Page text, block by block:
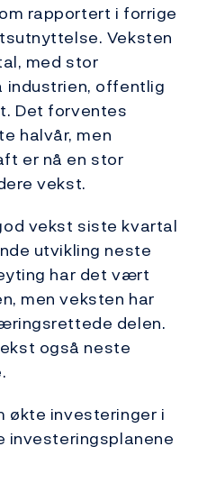
rapportert i forrige
Veksten
med stor
offentlig
Det forventes
halvår, men
er nå en stor
vekst.
vekst siste kvartal
utvikling neste
har det vært
men veksten har
delen.
også neste
økte investeringer i
investeringsplanene